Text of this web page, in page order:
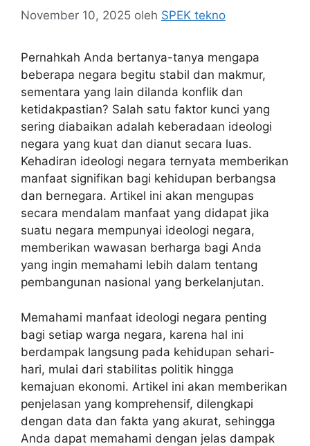
November 10, 2025 oleh SPEK tekno
Pernahkah Anda bertanya-tanya mengapa
beberapa negara begitu stabil dan makmur,
sementara yang lain dilanda konflik dan
ketidakpastian? Salah satu faktor kunci yang
sering diabaikan adalah keberadaan ideologi
negara yang kuat dan dianut secara luas.
Kehadiran ideologi negara ternyata memberikan
manfaat signifikan bagi kehidupan berbangsa
dan bernegara. Artikel ini akan mengupas
secara mendalam manfaat yang didapat jika
suatu negara mempunyai ideologi negara,
memberikan wawasan berharga bagi Anda
yang ingin memahami lebih dalam tentang
pembangunan nasional yang berkelanjutan.
Memahami manfaat ideologi negara penting
bagi setiap warga negara, karena hal ini
berdampak langsung pada kehidupan sehari-
hari, mulai dari stabilitas politik hingga
kemajuan ekonomi. Artikel ini akan memberikan
penjelasan yang komprehensif, dilengkapi
dengan data dan fakta yang akurat, sehingga
Anda dapat memahami dengan jelas dampak